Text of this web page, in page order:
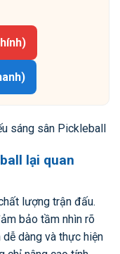
sáng sân Pickleball
lại quan
lượng trận đấu.
bảo tầm nhìn rõ
dàng và thực hiện